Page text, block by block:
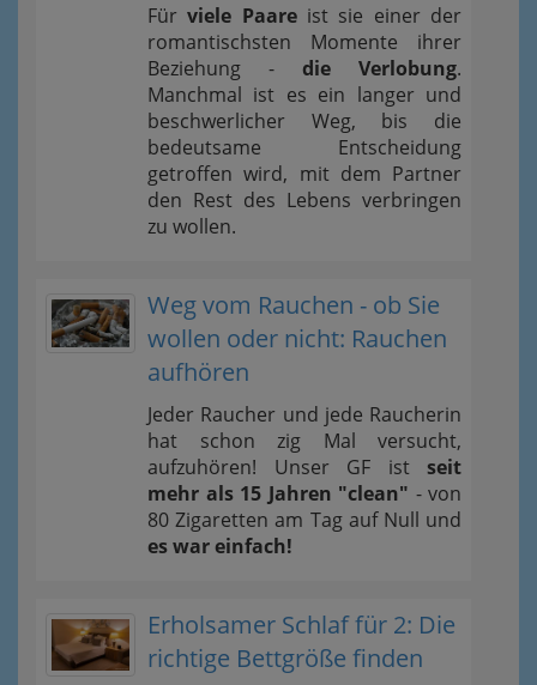
Fürviele Paareist sie einer der
romantischsten Momente ihrer
Beziehung - die Verlobung.
Manchmal ist es ein langer und
beschwerlicher Weg, bis die
bedeutsame Entscheidung
getroffen wird, mit dem Partner
den Rest des Lebens verbringen
zu wollen.
Weg vom Rauchen - ob Sie
wollen oder nicht: Rauchen
aufhören
Jeder Raucher und jede Raucherin
hat schon zig Mal versucht,
aufzuhören! Unser GF ist seit
mehr als 15 Jahren "clean" - von
80 Zigaretten am Tag auf Null und
es war einfach!
Erholsamer Schlaf für 2: Die
richtige Bettgröße finden